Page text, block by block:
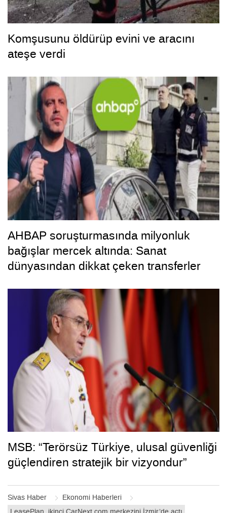
Sivas Haber
Ekonomi Haberleri
Komşusunu öldürüp evini ve aracını
ateşe verdi
AHBAP soruşturmasında milyonluk
bağışlar mercek altında: Sanat
dünyasından dikkat çeken transferler
MSB: “Terörsüz Türkiye, ulusal güvenliği
güçlendiren stratejik bir vizyondur”